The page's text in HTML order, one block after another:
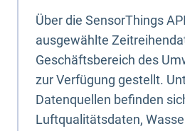
Über die SensorThings
ausgewählte
Geschäftsbereich des
zur Verfügung gestellt.
Datenquellen befinden
Luftqualitätsdaten,